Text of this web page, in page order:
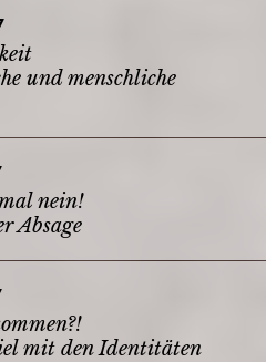
und menschliche
nein!
Absage
mit den Identitäten